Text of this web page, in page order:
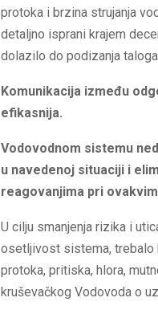
protoka i brzina strujanja
detaljno isprani krajem
dolazilo do podizanja
Komunikacija između
efikasnija.
Vodovodnom sistemu
u navedenoj situaciji i
reagovanjima pri
U cilju smanjenja rizika i
osetljivost sistema, trebalo
protoka, pritiska, hlora,
kruševačkog Vodovoda o